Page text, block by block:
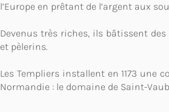
l’Europe en prêtant de l’argent aux
Devenus très riches, ils bâtissent
et pèlerins.
Les Templiers installent en 1173 une
Normandie : le domaine de Saint-